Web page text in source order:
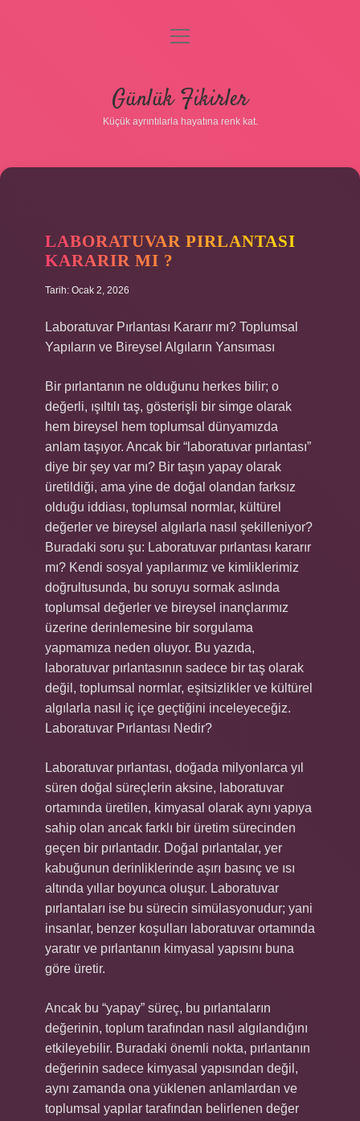
Gizlilik Politikası
Hakkımızda
menüyü
Günlük Fikirler
Küçük ayrıntılarla hayatına renk kat.
LABORATUVAR PIRLANTASI
KARARIR MI ?
Tarih: Ocak 2, 2026
Laboratuvar Pırlantası Kararır mı? Toplumsal
Yapıların ve Bireysel Algıların Yansıması
Bir pırlantanın ne olduğunu herkes bilir; o
değerli, ışıltılı taş, gösterişli bir simge olarak
hem bireysel hem toplumsal dünyamızda
anlam taşıyor. Ancak bir “laboratuvar pırlantası”
diye bir şey var mı? Bir taşın yapay olarak
üretildiği, ama yine de doğal olandan farksız
olduğu iddiası, toplumsal normlar, kültürel
değerler ve bireysel algılarla nasıl şekilleniyor?
Buradaki soru şu: Laboratuvar pırlantası kararır
mı? Kendi sosyal yapılarımız ve kimliklerimiz
doğrultusunda, bu soruyu sormak aslında
toplumsal değerler ve bireysel inançlarımız
üzerine derinlemesine bir sorgulama
yapmamıza neden oluyor. Bu yazıda,
laboratuvar pırlantasının sadece bir taş olarak
değil, toplumsal normlar, eşitsizlikler ve kültürel
algılarla nasıl iç içe geçtiğini inceleyeceğiz.
Laboratuvar Pırlantası Nedir?
Laboratuvar pırlantası, doğada milyonlarca yıl
süren doğal süreçlerin aksine, laboratuvar
ortamında üretilen, kimyasal olarak aynı yapıya
sahip olan ancak farklı bir üretim sürecinden
geçen bir pırlantadır. Doğal pırlantalar, yer
kabuğunun derinliklerinde aşırı basınç ve ısı
altında yıllar boyunca oluşur. Laboratuvar
pırlantaları ise bu sürecin simülasyonudur; yani
insanlar, benzer koşulları laboratuvar ortamında
yaratır ve pırlantanın kimyasal yapısını buna
göre üretir.
Ancak bu “yapay” süreç, bu pırlantaların
değerinin, toplum tarafından nasıl algılandığını
etkileyebilir. Buradaki önemli nokta, pırlantanın
değerinin sadece kimyasal yapısından değil,
aynı zamanda ona yüklenen anlamlardan ve
toplumsal yapılar tarafından belirlenen değer